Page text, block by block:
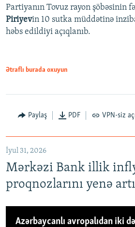
Partiyanın Tovuz rayon şöbəsinin
Piriyevin 10 sutka müddətinə
həbs edildiyi açıqlanıb.
Ətraflı burada oxuyun
Paylaş PDF VPN-siz
İyul 31, 2026
Mərkəzi Bank illik
proqnozlarını yenə